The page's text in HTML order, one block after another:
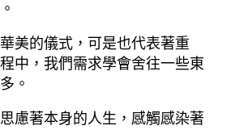
美的儀式，可是也代表著重
中，我們需求學會舍往一些東
。
慮著本身的人生，感觸感染著